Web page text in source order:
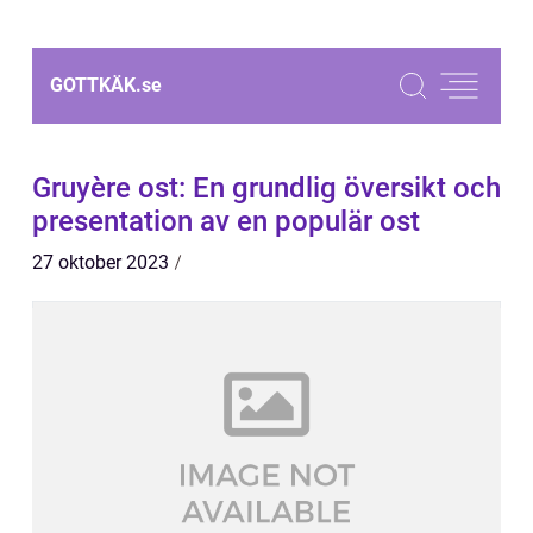
GOTTKÄK.se
Gruyère ost: En grundlig översikt och
presentation av en populär ost
27 oktober 2023